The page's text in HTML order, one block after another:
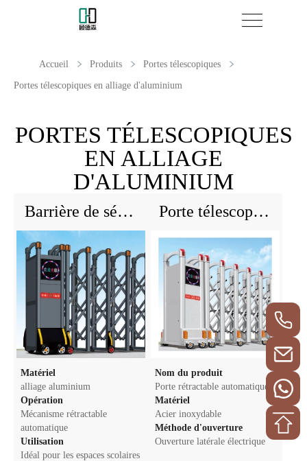
Accueil Produits Portes télescopiques
Portes télescopiques en alliage d'aluminium
PORTES TÉLESCOPIQUES
EN ALLIAGE
D'ALUMINIUM
Barrière de sécurité rétractable automatique portable pour la zone scolaire
Matériel
alliage aluminium
Opération
Mécanisme rétractable
automatique
Utilisation
Idéal pour les espaces scolaires
Porte télescopique automatique d'appartement commercial - Barrière électrique de sécurité en alliage d'aluminium, conception durable extérieure
Nom du produit
Porte rétractable automatique
Matériel
Acier inoxydable
Méthode d'ouverture
Ouverture latérale électrique